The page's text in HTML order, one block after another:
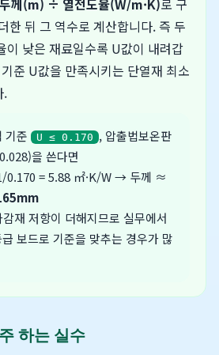
두께(m) ÷ 열전도율(W/m·K)로 구
한 뒤 그 역수로 계산합니다. 즉 두
이 낮은 재료일수록 U값이 내려갑
준 U값을 만족시키는 단열재 최소
.
기준 U ≤ 0.170 , 압출법보온판
을 쓴다면
0.170 = 5.88 ㎡·K/W → 두께 ≈
감재 저항이 더해지므로 실무에서
보드로 기준을 맞추는 경우가 많
하는 실수